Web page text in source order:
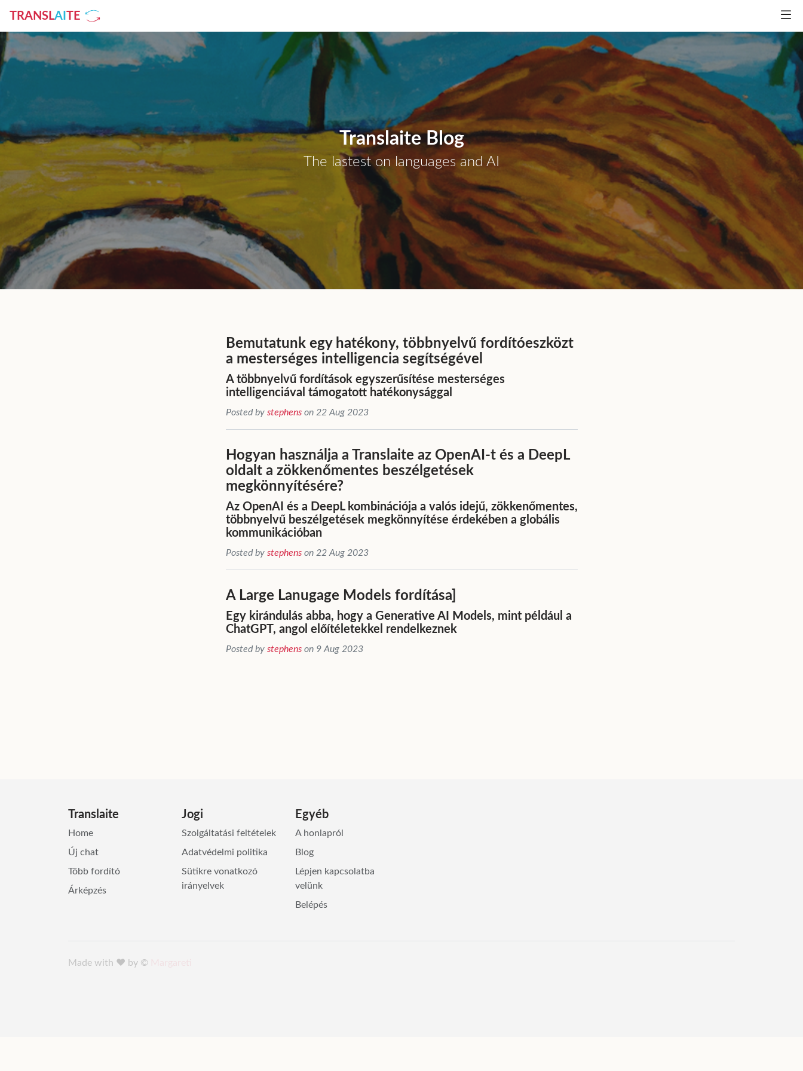
TRANSLAI TE
Translaite Blog
The lastest on languages and AI
Bemutatunk egy hatékony, többnyelvű fordítóeszközt
a mesterséges intelligencia segítségével
A többnyelvű fordítások egyszerűsítése mesterséges
intelligenciával támogatott hatékonysággal
Posted by stephenson 22 Aug 2023
Hogyan használja a Translaite az OpenAI-t és a DeepL
oldalt a zökkenőmentes beszélgetések
megkönnyítésére?
Az OpenAI és a DeepL kombinációja a valós idejű, zökkenőmentes,
többnyelvű beszélgetések megkönnyítése érdekében a globális
kommunikációban
Posted by stephenson 22 Aug 2023
A Large Lanugage Models fordítása]
Egy kirándulás abba, hogy a Generative AI Models, mint például a
ChatGPT, angol előítéletekkel rendelkeznek
Posted by stephenson 9 Aug 2023
Translaite
Home
Új chat
Több fordító
Árképzés
Jogi
Szolgáltatási feltételek
Adatvédelmi politika
Sütikre vonatkozó
irányelvek
Egyéb
A honlapról
Blog
Lépjen kapcsolatba
velünk
Belépés
Made with ♥️ by ©